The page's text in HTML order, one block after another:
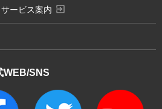
WEB/SNS
ービス案内 exit_to_app